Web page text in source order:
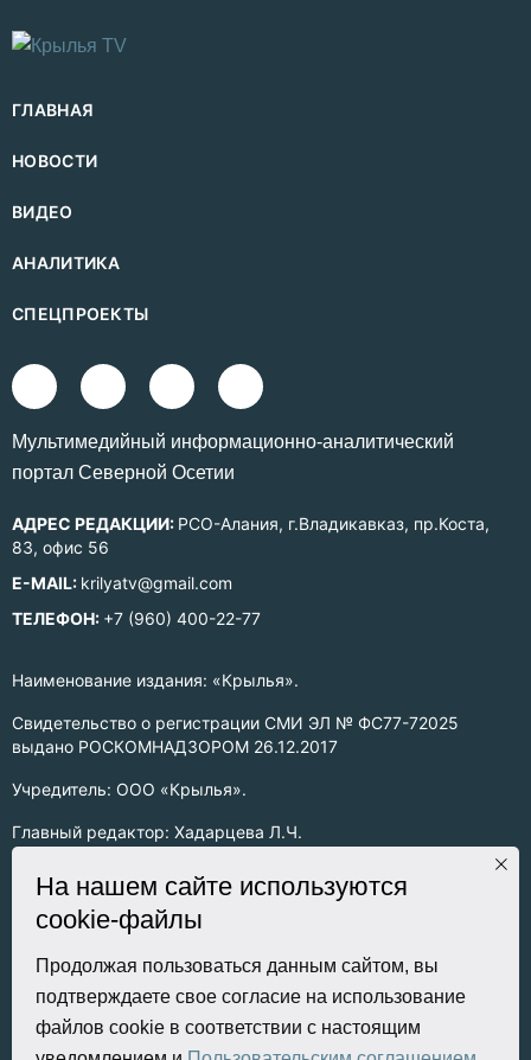
Наименование издания: «Крылья».
Свидетельство о регистрации СМИ ЭЛ № ФС77-72025
выдано РОСКОМНАДЗОРОМ 26.12.2017
Учредитель: ООО «Крылья».
Главный редактор: Хадарцева Л.Ч.
Информация на сайте предназначена для лиц старше 16 лет.
Все права на любые материалы, опубликованные на сайте,
защищены в соответствии с российским законодательством
об интеллектуальной собственности. Любое использование
текстовых, фото, аудио и видеоматериалов возможно только
с согласия правообладателя (ООО «Крылья») и при строгом
наличии ссылки на ресурс. Для сетевых ресурсов –
ГЛАВНАЯ
НОВОСТИ
ВИДЕО
АНАЛИТИКА
СПЕЦПРОЕКТЫ
Mультимедийный информационно-аналитический
портал Северной Осетии
АДРЕС РЕДАКЦИИ: РСО-Алания, г.Владикавказ, пр.Коста,
83, офис 56
E-MAIL: krilyatv@gmail.com
ТЕЛЕФОН: +7 (960) 400-22-77
На нашем сайте используются
cookie-файлы
Продолжая пользоваться данным сайтом, вы
подтверждаете свое согласие на использование
файлов cookie в соответствии с настоящим